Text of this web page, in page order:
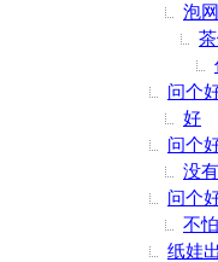
泡
问个
好
问个
没有
问个
不怕
纸娃